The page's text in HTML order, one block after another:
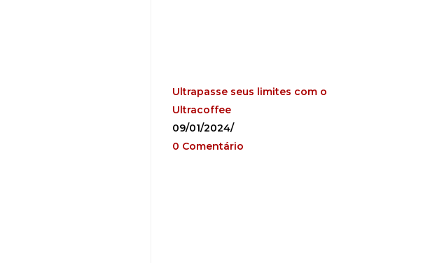
Ultrapasse seus limites com o
Ultracoffee
09/01/2024/
0 Comentário